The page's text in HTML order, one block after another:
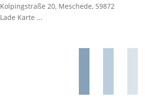
Kolpingstraße 20, Meschede, 59872
Lade Karte ...